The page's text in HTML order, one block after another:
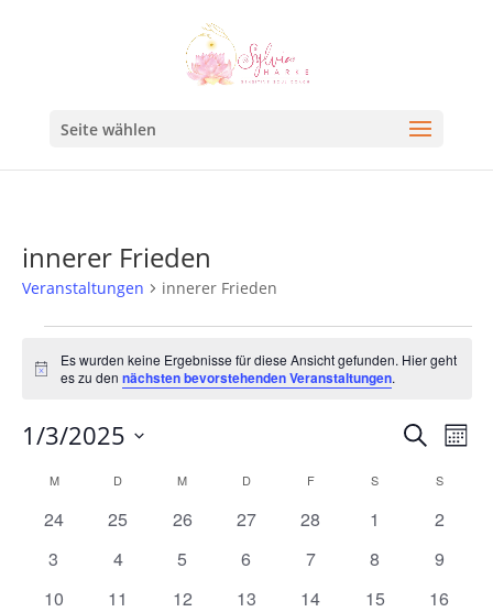
Seite wählen
innerer Frieden
Veranstaltungen innerer Frieden
Hinweis
Es wurden keine Ergebnisse für diese Ansicht gefunden. Hier geht
es zu dennächsten bevorstehenden Veranstaltungen.
Suche
und
Suche
1/3/2025
Kalender
von
Veranstaltungen
M D M D F S S
0
24
0
25
0
26
0
27
0
28
0
1
0
2
0
3
0
4
0
5
0
6
0
7
0
8
0
9
0
10
0
11
0
12
0
13
0
14
0
15
0
16